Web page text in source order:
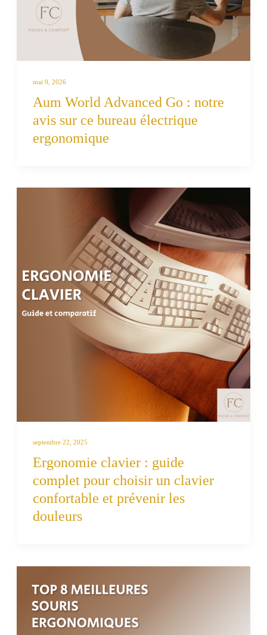
mai 9, 2026
Aum World Advanced Go : notre
avis sur ce bureau électrique
ergonomique
septembre 22, 2025
Ergonomie clavier : guide
complet pour choisir un clavier
confortable et prévenir les
douleurs